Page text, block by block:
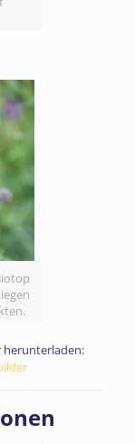
herunterladen: